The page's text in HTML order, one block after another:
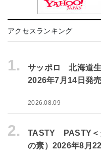
アクセスランキング
1.
サッポロ 北海道生
2026年7月14日発売
2026.08.09
2.
TASTY PASTY＜
の素）2026年8月